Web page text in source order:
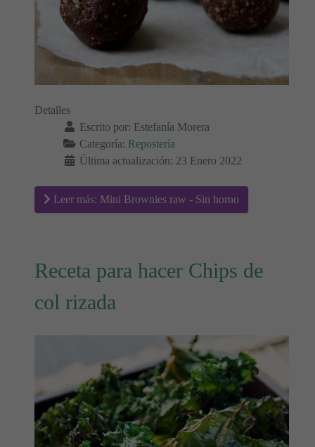
Detalles
Escrito por: Estefanía Morera
Categoría: Repostería
Última actualización: 23 Enero 2022
Leer más: Mini Brownies raw - Sin horno
Receta para hacer Chips de
col rizada